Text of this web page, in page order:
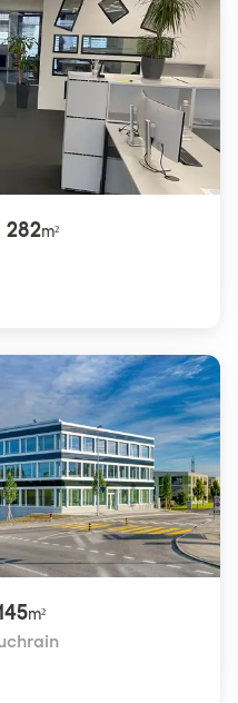
282m²
m²